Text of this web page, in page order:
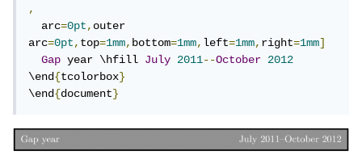
,
  arc
=0pt,outer
arc=0pt,top=1mm,bottom=1mm,left=1mm,right=1mm]
Gap year \hfill July 2011--October
2012
\end{tcolorbox}
\end{document}